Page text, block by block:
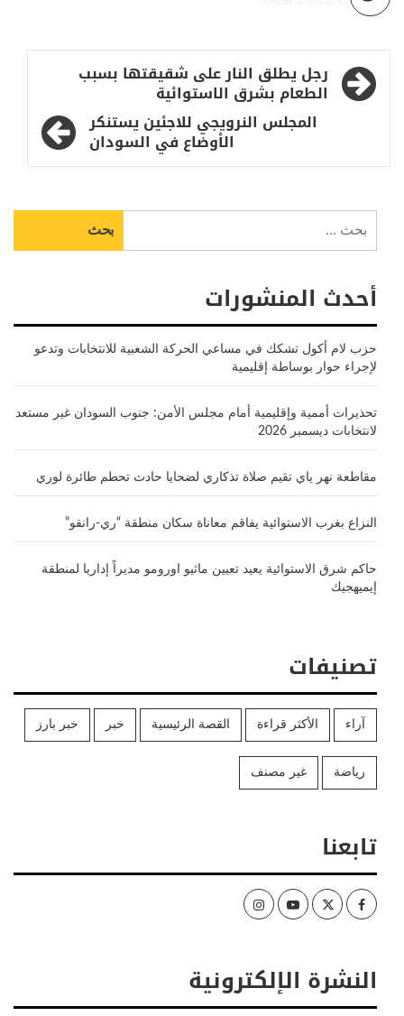
تصفّح
المقالات
رجل يطلق النار على شقيقتها بسبب
الطعام بشرق الاستوائية
المجلس النرويجي للاجئين يستنكر
الأوضاع في السودان
عن:
أحدث المنشورات
حزب لام أكول تشكك في مساعي الحركة الشعبية للانتخابات وتدعو
لإجراء حوار بوساطة إقليمية
تحذيرات أممية وإقليمية أمام مجلس الأمن: جنوب السودان غير مستعد
لانتخابات ديسمبر 2026
مقاطعة نهر ياي تقيم صلاة تذكاري لضحايا حادث تحطم طائرة لوري
النزاع بغرب الاستوائية يفاقم معاناة سكان منطقة “ري-رانقو”
حاكم شرق الاستوائية يعيد تعيين ماثيو اورومو مديراً إداريا لمنطقة
إيميهجيك
تصنيفات
آراء الأكثر قراءة القصة الرئيسية خبر خبر بارز
رياضة غير مصنف
تابعنا
Facebook
Twitter
Youtube
Instagram
النشرة الإلكترونية